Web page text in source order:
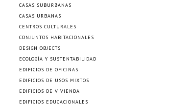
CASAS SUBURBANAS
CASAS URBANAS
CENTROS CULTURALES
CONJUNTOS HABITACIONALES
DESIGN OBJECTS
ECOLOGÍA Y SUSTENTABILIDAD
EDIFICIOS DE OFICINAS
EDIFICIOS DE USOS MIXTOS
EDIFICIOS DE VIVIENDA
EDIFICIOS EDUCACIONALES